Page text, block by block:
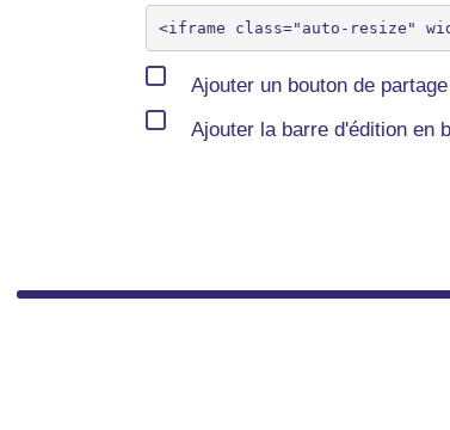
Ajouter un bouton de
Ajouter la barre d'édition en